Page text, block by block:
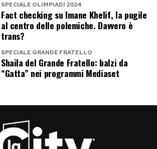
SPECIALE OLIMPIADI 2024
Fact checking su Imane Khelif, la pugile
al centro delle polemiche. Davvero è
trans?
SPECIALE GRANDE FRATELLO
Shaila del Grande Fratello: balzi da
“Gatta” nei programmi Mediaset